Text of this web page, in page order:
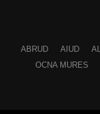
ABRUD AIUD
OCNA MURES